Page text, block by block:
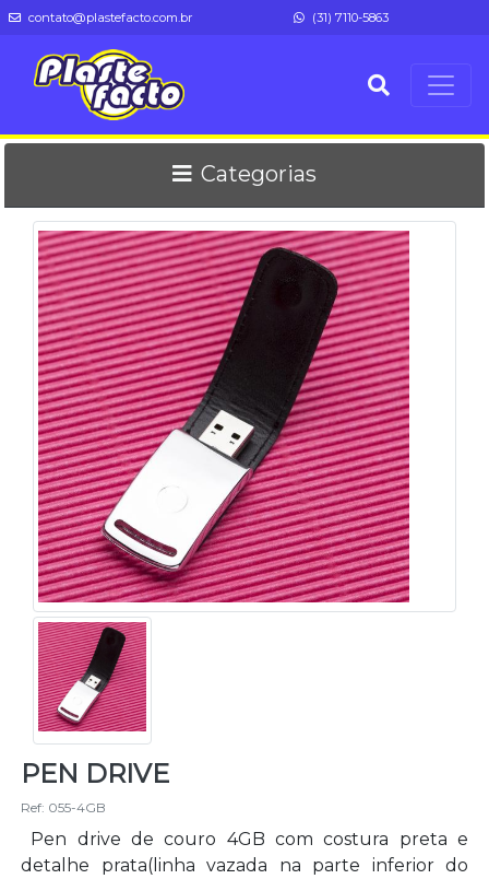
contato@plastefacto.com.br (31) 7110-5863
Categorias
PEN DRIVE
Ref: 055-4GB
Pen drive de couro 4GB com costura preta e
detalhe prata(linha vazada na parte inferior do